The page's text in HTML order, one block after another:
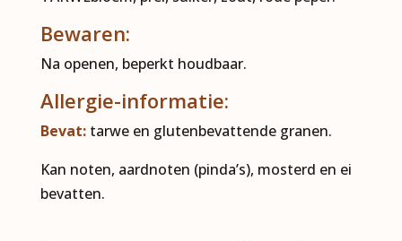
Bewaren:
Na openen, beperkt houdbaar.
Allergie-informatie:
Bevat:tarwe en glutenbevattende granen.
Kan noten, aardnoten (pinda’s), mosterd en ei
bevatten.